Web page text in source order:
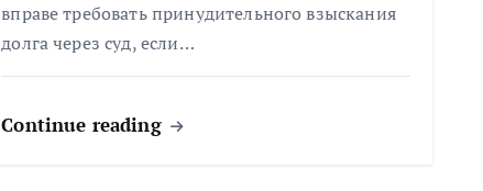
вправе требовать принудительного взыскания
долга через суд, если…
Continue reading